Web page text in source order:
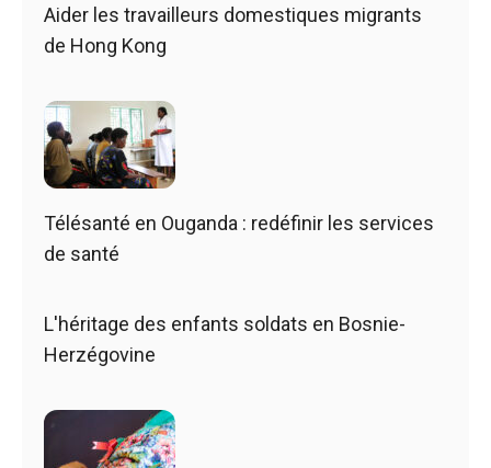
Aider les travailleurs domestiques migrants
de Hong Kong
Télésanté en Ouganda : redéfinir les services
de santé
L'héritage des enfants soldats en Bosnie-
Herzégovine